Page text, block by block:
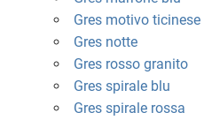
Gres motivo ticinese
Gres notte
Gres rosso granito
Gres spirale blu
Gres spirale rossa